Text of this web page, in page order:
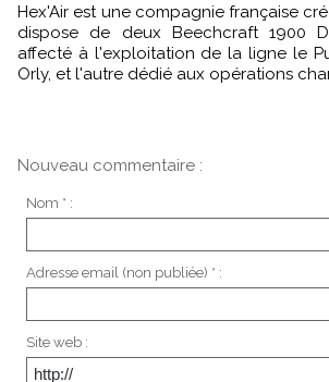
Hex'Air est une compagnie française
dispose de deux Beechcraft 1900
affecté à l'exploitation de la ligne le
Orly, et l'autre dédié aux opérations
Nouveau commentaire :
Nom * :
Adresse email (non publiée) * :
Site web :